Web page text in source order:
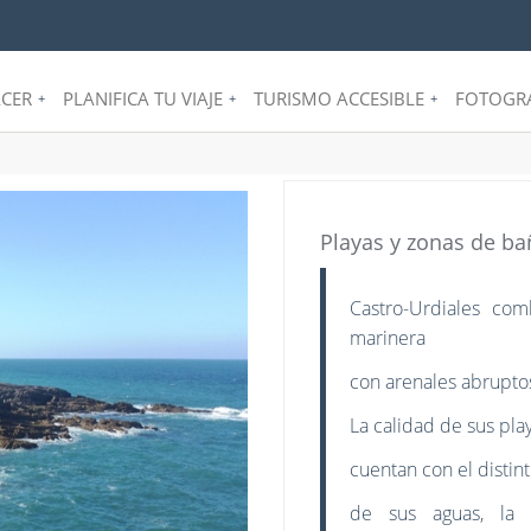
+ PLANIFICA TU VIAJE + TURISMO ACCESIBLE +
Playas y zonas de
Castro-Urdiales
marinera
con arenales
La calidad de sus
cuentan con el
de sus aguas, la